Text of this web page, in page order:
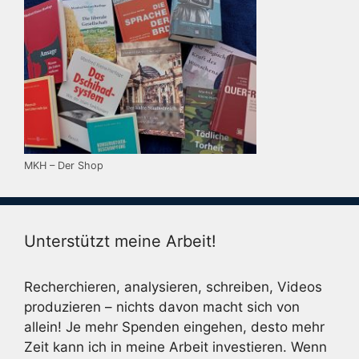
MKH – Der Shop
Unterstützt meine Arbeit!
Recherchieren, analysieren, schreiben, Videos
produzieren – nichts davon macht sich von
allein! Je mehr Spenden eingehen, desto mehr
Zeit kann ich in meine Arbeit investieren. Wenn